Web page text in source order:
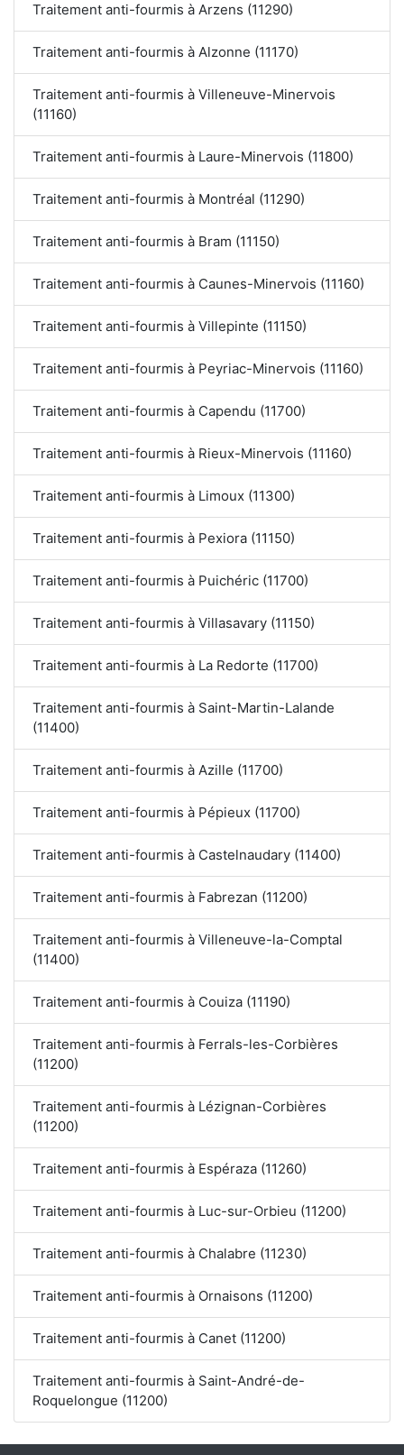
Traitement anti-fourmis à Arzens (11290)
Traitement anti-fourmis à Alzonne (11170)
Traitement anti-fourmis à Villeneuve-Minervois
(11160)
Traitement anti-fourmis à Laure-Minervois (11800)
Traitement anti-fourmis à Montréal (11290)
Traitement anti-fourmis à Bram (11150)
Traitement anti-fourmis à Caunes-Minervois (11160)
Traitement anti-fourmis à Villepinte (11150)
Traitement anti-fourmis à Peyriac-Minervois (11160)
Traitement anti-fourmis à Capendu (11700)
Traitement anti-fourmis à Rieux-Minervois (11160)
Traitement anti-fourmis à Limoux (11300)
Traitement anti-fourmis à Pexiora (11150)
Traitement anti-fourmis à Puichéric (11700)
Traitement anti-fourmis à Villasavary (11150)
Traitement anti-fourmis à La Redorte (11700)
Traitement anti-fourmis à Saint-Martin-Lalande
(11400)
Traitement anti-fourmis à Azille (11700)
Traitement anti-fourmis à Pépieux (11700)
Traitement anti-fourmis à Castelnaudary (11400)
Traitement anti-fourmis à Fabrezan (11200)
Traitement anti-fourmis à Villeneuve-la-Comptal
(11400)
Traitement anti-fourmis à Couiza (11190)
Traitement anti-fourmis à Ferrals-les-Corbières
(11200)
Traitement anti-fourmis à Lézignan-Corbières
(11200)
Traitement anti-fourmis à Espéraza (11260)
Traitement anti-fourmis à Luc-sur-Orbieu (11200)
Traitement anti-fourmis à Chalabre (11230)
Traitement anti-fourmis à Ornaisons (11200)
Traitement anti-fourmis à Canet (11200)
Traitement anti-fourmis à Saint-André-de-
Roquelongue (11200)